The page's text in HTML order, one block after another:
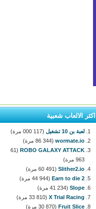
اكثر الالعاب شعبية
لعبة بن 10 تشغيل
(117 000 مرة)
wormate.io (86 344 مرة)
ROBO GALAXY ATTACK
(61
963 مرة)
Slither2.io (60 491 مرة)
Earn to die 2 (44 944 مرة)
Slope (41 234 مرة)
X Trial Racing (33 810 مرة)
Fruit Slice (30 870 مرة)